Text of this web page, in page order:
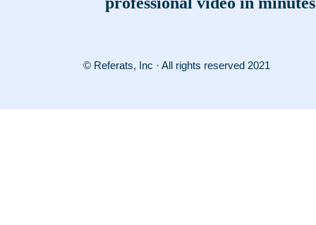
© Referats, Inc · All rights reserved 2021